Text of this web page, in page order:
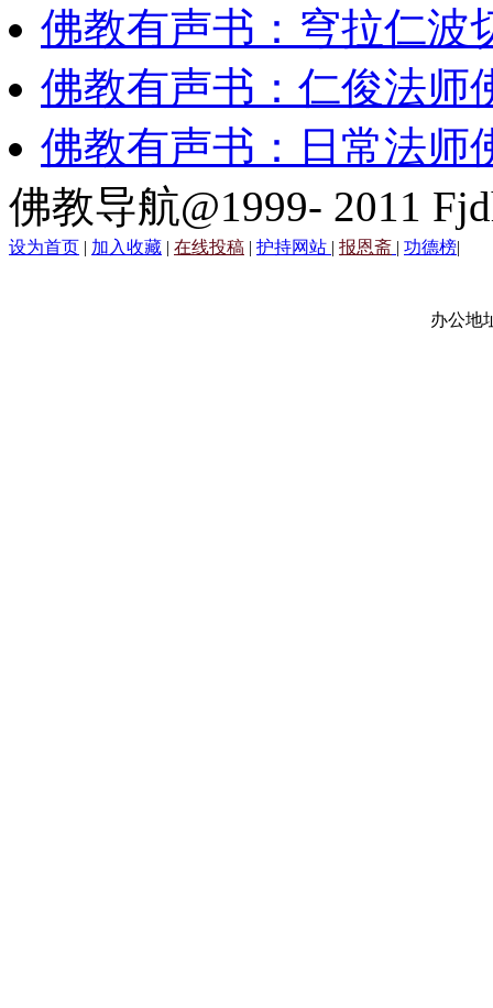
佛教有声书：穹拉仁波
佛教有声书：仁俊法师
佛教有声书：日常法师
佛教导航@1999- 2011
设为首页 | 加入收藏 | 在线投稿 | 护持网站 | 报恩斋 | 功德榜|
办公地